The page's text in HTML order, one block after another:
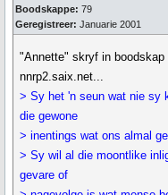
Boodskappe: 79
Geregistreer: Januarie 2001
"Annette" skryf in boodskap
nnrp2.saix.net...
> Sy het 'n seun wat nie sy
die gewone
> inentings wat ons almal
> Sy wil al die moontlike
gevare of